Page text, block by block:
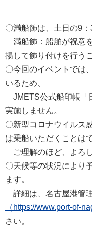
〇満船飾は、土日の9
満船飾：船舶が祝意
揚して飾り付けを行うこ
〇今回のイベントでは
いるため、
JMETS公式船印帳「
実施しません。
〇新型コロナウイルス
は乗船いただくことは
ご理解のほど、よろ
〇天候等の状況により
ます。
詳細は、名古屋港管
（https://www.port-of-
さい。